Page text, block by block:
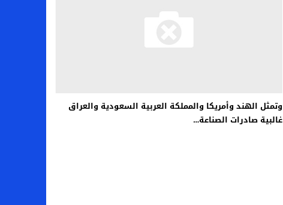
وتمثل الهند وأمريكا والمملكة العربية السعودية والعراق
غالبية صادرات الصناعة…